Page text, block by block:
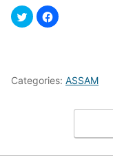
Categories: ASSAM